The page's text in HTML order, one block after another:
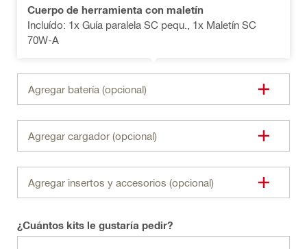
Cuerpo de herramienta con maletín
Incluído: 1x Guía paralela SC pequ., 1x Maletín SC
70W-A
Agregar batería (opcional)
Agregar cargador (opcional)
Agregar insertos y accesorios (opcional)
¿Cuántos kits le gustaría pedir?